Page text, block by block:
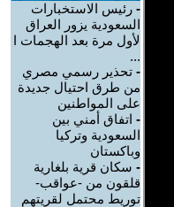
- رئيس الاستخبارات
السعودية يزور العراق
لأول مرة بعد الهجمات ا
...
- تحذير رسمي مصري
من طرق احتيال جديدة
على المواطنين
- اتفاق أمني بين
السعودية وتركيا
وباكستان
- سكان قرية بلغارية
قلقون من -عواقب-
توريط محتمل لقريتهم